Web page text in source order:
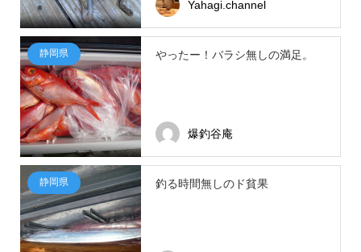
Yahagi.channel
静岡県 やったー！バラシ無しの満足。
爆釣谷庵
静岡県 釣る時間無しのド貧果